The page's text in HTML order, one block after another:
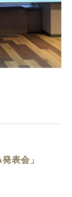
表会」